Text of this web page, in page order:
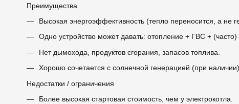
Преимущества
Высокая энергоэффективность (тепло переносится, а не
Одно устройство может давать: отопление + ГВС +
Нет дымохода, продуктов сгорания, запасов топлива.
Хорошо сочетается с солнечной генерацией (при наличии).
Недостатки / ограничения
Более высокая стартовая стоимость, чем у электрокотла.